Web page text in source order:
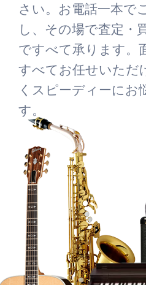
さい。お電話一本で
し、その場で査定・
ですべて承ります。
すべてお任せいただ
くスピーディーにお
す。